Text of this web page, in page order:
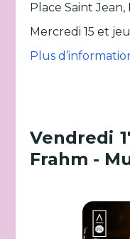
Place Saint Jean,
Mercredi 15 et
Plus
Vendredi
Frahm -